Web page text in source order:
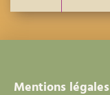
Mentions légales